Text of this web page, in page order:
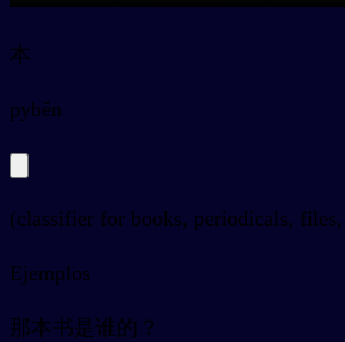
本
pyběn
(classifier for books, periodicals,
Ejemplos
那本书是谁的？